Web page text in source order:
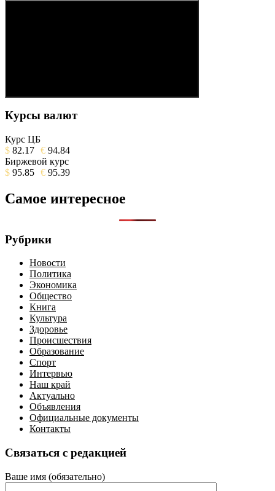
Поиск
Курсы валют
Курс ЦБ
$ 82.17 € 94.84
Биржевой курс
$ 95.85 € 95.39
Самое интересное
Рубрики
Новости
Политика
Экономика
Общество
Книга
Культура
Здоровье
Происшествия
Образование
Спорт
Интервью
Наш край
Актуально
Объявления
Официальные документы
Контакты
Связаться с редакцией
Ваше имя (обязательно)